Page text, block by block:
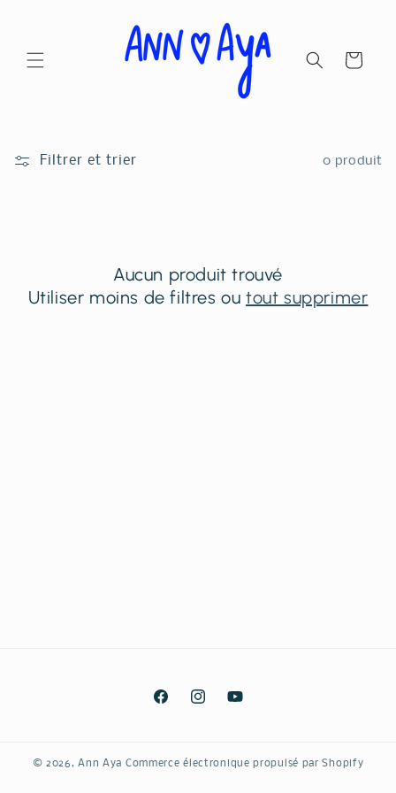
contenu
Panier
Filtrer et trier 0 produit
Aucun produit trouvé
Utiliser moins de filtres ou tout supprimer
FacebookInstagramYouTube
© 2026,Ann Aya Commerce électronique propulsé par Shopify